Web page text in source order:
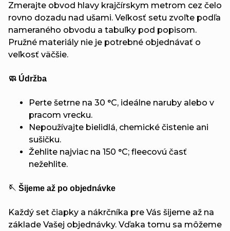
Zmerajte obvod hlavy krajčírskym metrom cez čelo
rovno dozadu nad ušami. Veľkosť setu zvoľte podľa
nameraného obvodu a tabuľky pod popisom.
Pružné materiály nie je potrebné objednávať o
veľkosť väčšie.
🧼 Údržba
Perte šetrne na 30 °C, ideálne naruby alebo v
pracom vrecku.
Nepoužívajte bielidlá, chemické čistenie ani
sušičku.
Žehlite najviac na 150 °C; fleecovú časť
nežehlite.
🪡 Šijeme až po objednávke
Každý set čiapky a nákrčníka pre Vás šijeme až na
základe Vašej objednávky. Vďaka tomu sa môžeme